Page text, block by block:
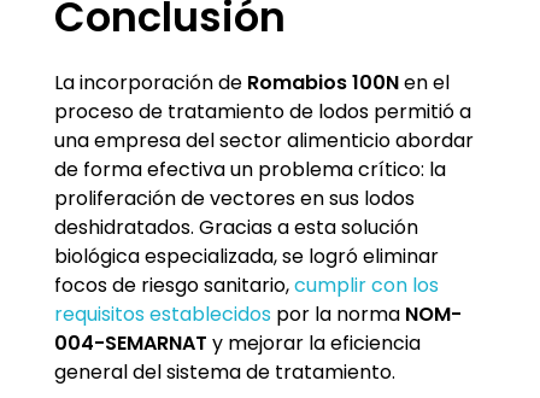
Conclusión
La incorporación de Romabios 100Nen el
proceso de tratamiento de lodos permitió a
una empresa del sector alimenticio abordar
de forma efectiva un problema crítico: la
proliferación de vectores en sus lodos
deshidratados. Gracias a esta solución
biológica especializada, se logró eliminar
focos de riesgo sanitario,cumplir con los
requisitos establecidos por la norma NOM-
004-SEMARNAT y mejorar la eficiencia
general del sistema de tratamiento.